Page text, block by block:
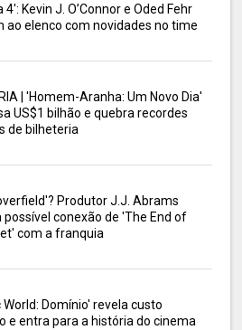
4': Kevin J. O’Connor e Oded Fehr
ao elenco com novidades no time
| 'Homem-Aranha: Um Novo Dia'
US$1 bilhão e quebra recordes
de bilheteria
Produtor J.J. Abrams
conexão de 'The End of
com a franquia
Domínio' revela custo
e entra para a história do cinema